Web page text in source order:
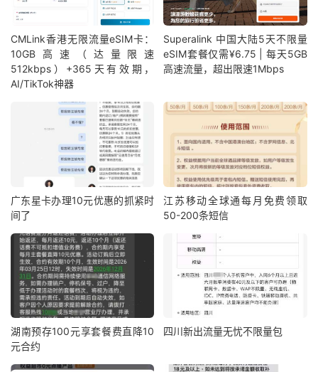
CMLink香港无限流量eSIM卡：
10GB高速（达量限速
512kbps）+365天有效期，
AI/TikTok神器
Superalink 中国大陆5天不限量
eSIM套餐仅需¥6.75 | 每天5GB
高速流量，超出限速1Mbps
广东星卡办理10元优惠的抓紧时
间了
江苏移动全球通每月免费领取
50-200条短信
湖南预存100元享套餐费直降10
元合约
四川新出流量无忧不限量包